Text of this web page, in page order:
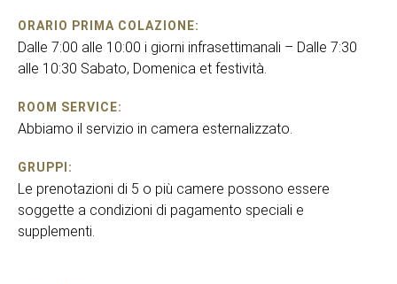
ORARIO PRIMA COLAZIONE:
Dalle 7:00 alle 10:00 i giorni infrasettimanali – Dalle 7:30
alle 10:30 Sabato, Domenica et festività.
ROOM SERVICE:
Abbiamo il servizio in camera esternalizzato.
GRUPPI:
Le prenotazioni di 5 o più camere possono essere
soggette a condizioni di pagamento speciali e
supplementi.